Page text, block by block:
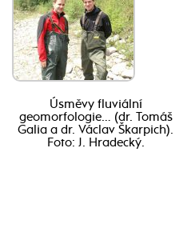
Úsměvy fluviální
geomorfologie… (dr. Tomáš
Galia a dr. Václav Škarpich).
Foto: J. Hradecký.